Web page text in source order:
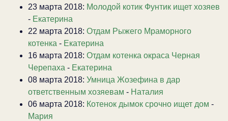
23 марта 2018: Молодой котик Фунтик ищет хозяев
- Екатерина
22 марта 2018: Отдам Рыжего Мраморного
котенка - Екатерина
16 марта 2018: Отдам котенка окраса Черная
Черепаха - Екатерина
08 марта 2018: Умница Жозефина в дар
ответственным хозяевам - Наталия
06 марта 2018: Котенок дымок срочно ищет дом -
Мария